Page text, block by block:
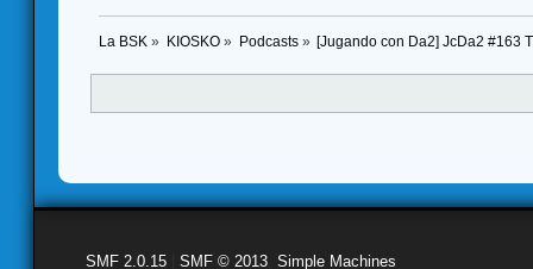
La BSK » KIOSKO» Podcasts» [Jugando con Da2] JcDa2 #163
SMF 2.0.15 SMF © 2013 Simple Machines